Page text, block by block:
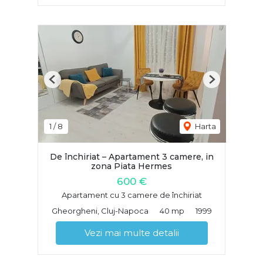
1 /8 Harta
Previous Next
De închiriat – Apartament 3 camere, in
zona Piata Hermes
600 €
Apartament cu 3 camere de închiriat
Gheorgheni, Cluj-Napoca
40 mp 1999
Vezi mai multe detalii